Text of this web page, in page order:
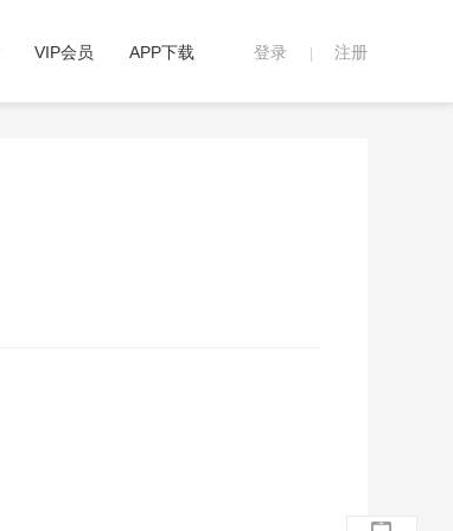
登录 注册
VIP会员 APP下载